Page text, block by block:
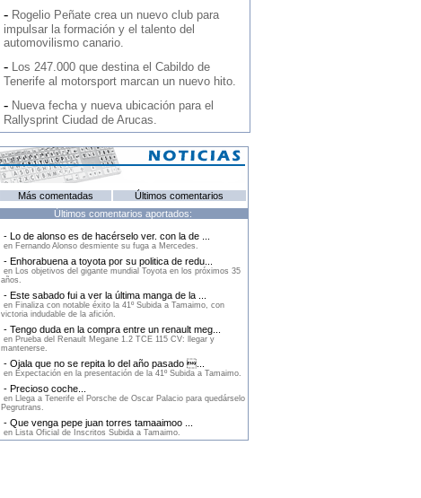
- Rogelio Peñate crea un nuevo club para
impulsar la formación y el talento del
automovilismo canario.
- Los 247.000 que destina el Cabildo de
Tenerife al motorsport marcan un nuevo hito.
- Nueva fecha y nueva ubicación para el
Rallysprint Ciudad de Arucas.
Más comentadas
Últimos comentarios
Últimos comentarios aportados:
- Lo de alonso es de hacérselo ver. con la de ...
en Fernando Alonso desmiente su fuga a Mercedes.
- Enhorabuena a toyota por su politica de redu...
en Los objetivos del gigante mundial Toyota en los próximos 35
años.
- Este sabado fui a ver la última manga de la ...
en Finaliza con notable éxito la 41º Subida a Tamaimo, con
victoria indudable de la afición.
- Tengo duda en la compra entre un renault meg...
en Prueba del Renault Megane 1.2 TCE 115 CV: llegar y
mantenerse.
- Ojala que no se repita lo del año pasado ...
en Expectación en la presentación de la 41º Subida a Tamaimo.
- Precioso coche...
en Llega a Tenerife el Porsche de Oscar Palacio para quedárselo
Pegrutrans.
- Que venga pepe juan torres tamaaimoo ...
en Lista Oficial de Inscritos Subida a Tamaimo.